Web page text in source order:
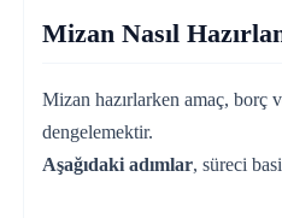
Mizan Nasıl
Mizan hazırlarken amaç, borç
dengelemektir.
Aşağıdaki adımlar, süreci